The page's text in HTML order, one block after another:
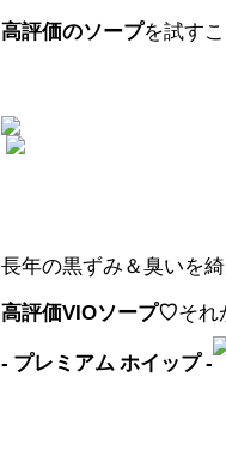
高評価のソープを試す
長年の黒ずみ＆臭いを
高評価VIOソープ♡そ
- プレミアム ホイップ -